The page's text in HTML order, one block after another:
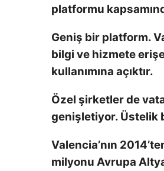
platformu
Geniş bir platform.
bilgi ve hizmete
kullanımına açıktır.
Özel şirketler de
genişletiyor. Üstelik
Valencia’nın
milyonu Avrupa